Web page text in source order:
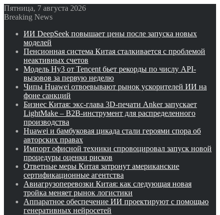
Пятница, 7 августа 2026
Breaking News
ИИ DeepSeek повышает цены после запуска новых
моделей
Пенсионная система Китая сталкивается с проблемой
неактивных счетов
Модель Hy3 от Tencent бьет рекорды по числу API-
вызовов за первую неделю
Чипы Huawei отвоевывают рынок ускорителей ИИ на
фоне санкций
Бизнес Китая: экс-глава 3D-печати Anker запускает
LightMake – B2B-инструмент для распределенного
производства
Huawei и бамбуковая цикада стали героями спора об
авторских правах
Импорт офисной техники спровоцировал запуск новой
процедуры оценки рисков
Ответные меры Китая затронут американские
сертификационные агентства
Авиагрузоперевозки Китая: как следующая новая
тройка меняет рынок логистики
Аппаратное обеспечение ИИ проектируют с помощью
генеративных нейросетей